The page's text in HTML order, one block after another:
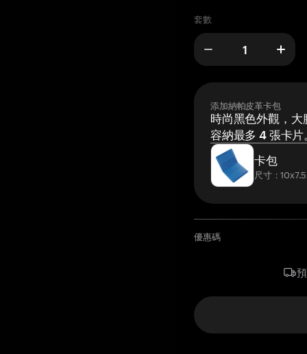
套數
添加納帕皮革卡包
時尚黑色外觀，大
容納最多 4 張卡片
卡包
尺寸：
優惠碼